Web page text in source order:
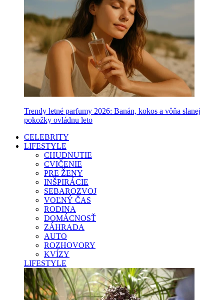
Trendy letné parfumy 2026: Banán, kokos a vôňa slanej
pokožky ovládnu leto
CELEBRITY
LIFESTYLE
CHUDNUTIE
CVIČENIE
PRE ŽENY
INŠPIRÁCIE
SEBAROZVOJ
VOĽNÝ ČAS
RODINA
DOMÁCNOSŤ
ZÁHRADA
AUTO
ROZHOVORY
KVÍZY
LIFESTYLE